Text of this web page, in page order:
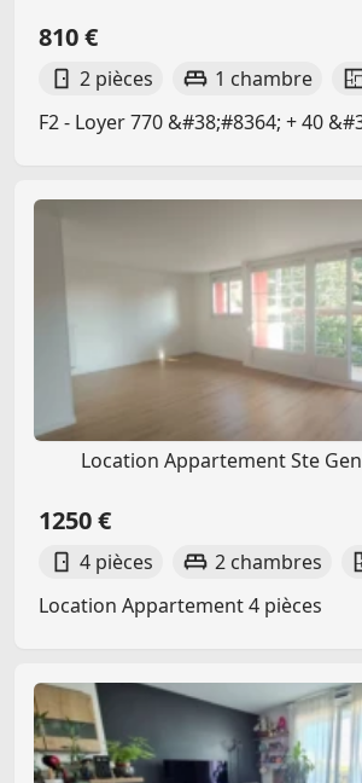
810 €
2 pièces 1 chambre
F2 - Loyer 770 &#38;#8364; + 40
Location Appartement Ste
1250 €
4 pièces 2 chambres
Location Appartement 4 pièces